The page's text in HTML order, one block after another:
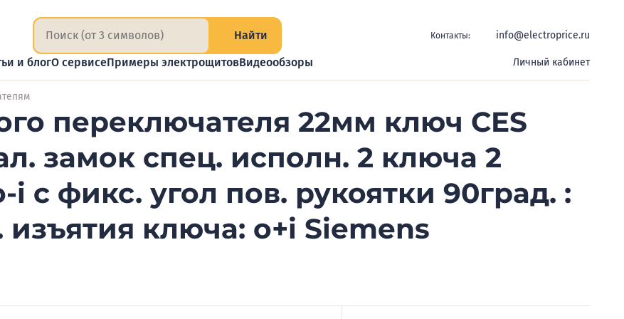
Найти Контакты: info@electroprice.ru
и блогО сервисеПримеры электрощитовВидеообзоры Личный кабинет
переключателя 22мм ключ CES
замок спец. исполн. 2 ключа 2
с фикс. угол пов. рукоятки 90град. :
изъятия ключа: o+i Siemens